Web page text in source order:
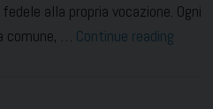
alla propria vocazione. Ogni
comune, … Continue reading